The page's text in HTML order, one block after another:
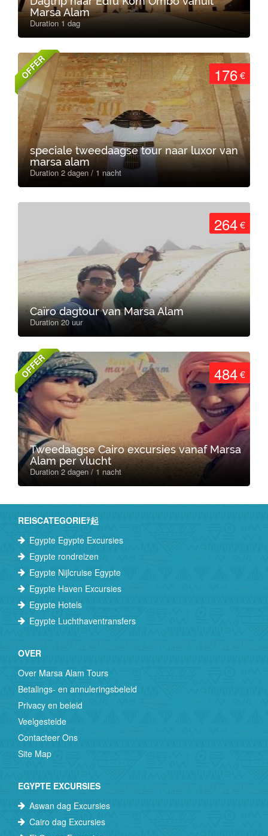
Marsa Alam
Duration 1 dag
OFFER 176€
speciale tweedaagse tour naar luxor van
marsa alam
Duration 2 dagen / 1 nacht
264€
Caïro dagtour van Marsa Alam
Duration 20 uur
OFFER 484€
Tweedaagse Cairo excursies vanaf Marsa
Alam per vlucht
Duration 2 dagen / 1 nacht
REISCATEGORIEﾃ起
Egypte Egypte Excursies
Egypte rondreizen
Egypte Nijlcruise Egypte
Egypte Haven Excursies
Egypte Hotels
Egypte Luchthaventransfers
OVER
Over Marsa Alam Tours
Betalings- en annuleringsbeleid
Privacy en beleid
Veelgestelde
Contacteer Ons
Site Map
EGYPTE EXCURSIES
Aswan dag Excursies
Cairo dag Excursies